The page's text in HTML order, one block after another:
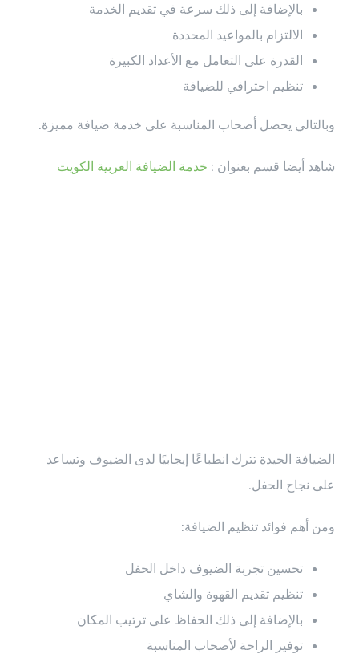
بالإضافة إلى ذلك سرعة في تقديم الخدمة
الالتزام بالمواعيد المحددة
القدرة على التعامل مع الأعداد الكبيرة
تنظيم احترافي للضيافة
وبالتالي يحصل أصحاب المناسبة على خدمة ضيافة مميزة.
شاهد أيضا قسم بعنوان : خدمة الضيافة العربية الكويت
الضيافة الجيدة تترك انطباعًا إيجابيًا لدى الضيوف وتساعد
على نجاح الحفل.
ومن أهم فوائد تنظيم الضيافة:
تحسين تجربة الضيوف داخل الحفل
تنظيم تقديم القهوة والشاي
بالإضافة إلى ذلك الحفاظ على ترتيب المكان
توفير الراحة لأصحاب المناسبة